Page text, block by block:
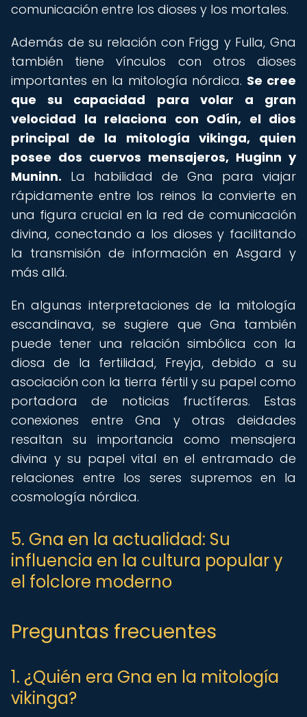
comunicación entre los dioses y los mortales.
Además de su relación con Frigg y Fulla, Gna
también tiene vínculos con otros dioses
importantes en la mitología nórdica. Se cree
que su capacidad para volar a gran
velocidad la relaciona con Odín, el dios
principal de la mitología vikinga, quien
posee dos cuervos mensajeros, Huginn y
Muninn. La habilidad de Gna para viajar
rápidamente entre los reinos la convierte en
una figura crucial en la red de comunicación
divina, conectando a los dioses y facilitando
la transmisión de información en Asgard y
más allá.
En algunas interpretaciones de la mitología
escandinava, se sugiere que Gna también
puede tener una relación simbólica con la
diosa de la fertilidad, Freyja, debido a su
asociación con la tierra fértil y su papel como
portadora de noticias fructíferas. Estas
conexiones entre Gna y otras deidades
resaltan su importancia como mensajera
divina y su papel vital en el entramado de
relaciones entre los seres supremos en la
cosmología nórdica.
5. Gna en la actualidad: Su
influencia en la cultura popular y
el folclore moderno
Preguntas frecuentes
1. ¿Quién era Gna en la mitología
vikinga?